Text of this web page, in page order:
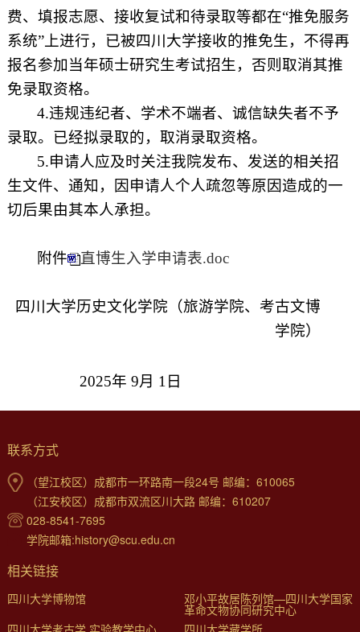
费、填报志愿、接收复试和待录取等都在“推免服务
系统”上进行，已被四川大学接收的推免生，不得再
报名参加当年硕士研究生考试招生，否则取消其推
免录取资格。
4.违规违纪者、学术不端者、诚信缺失者不予
录取。已经拟录取的，取消录取资格。
5.申请人应及时关注我院发布、发送的相关招
生文件、通知，因申请人个人疏忽等原因造成的一
切后果由其本人承担。
附件 直博生入学申请表.doc
四川大学历史文化学院（旅游学院、考古文博
学院）
2025年 9月 1 日
联系方式
（望江校区）成都市一环路南一段24号 邮编：610065
（江安校区）成都市双流区川大路 邮编：610207
028-8541-7695
学院邮箱:history@scu.edu.cn
相关链接
四川大学博物馆 邓小平故居陈列馆—四川大学国家
革命文物协同研究中心